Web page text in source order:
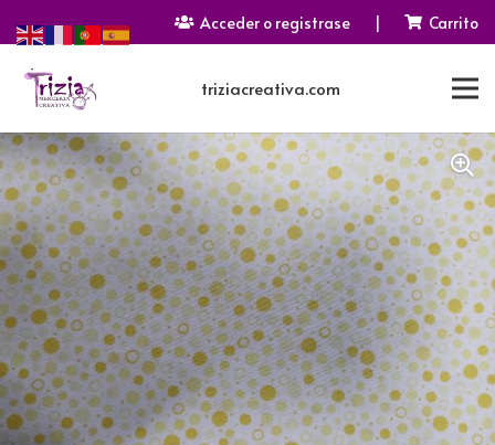
Acceder o registrase | Carrito
triziacreativa.com